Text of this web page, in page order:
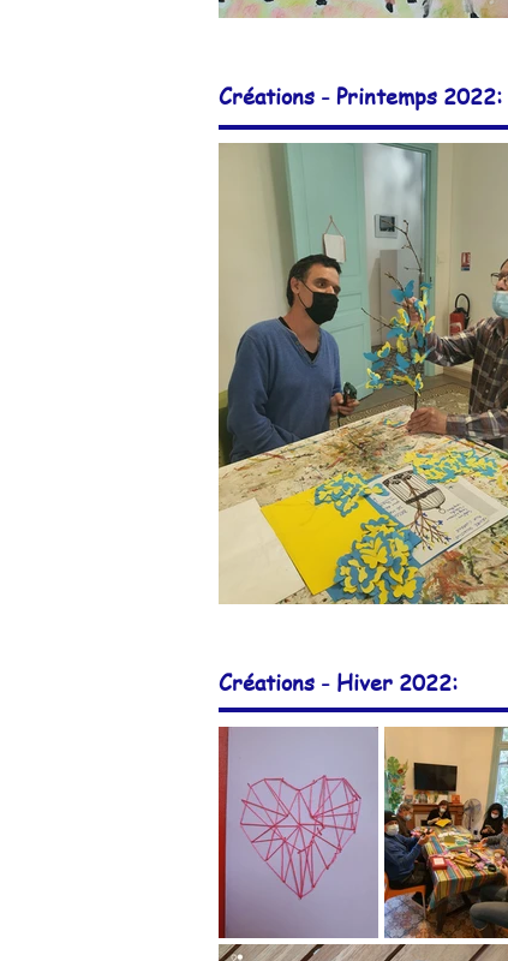
Créations - Printemps 2022:
Créations - Hiver 2022: